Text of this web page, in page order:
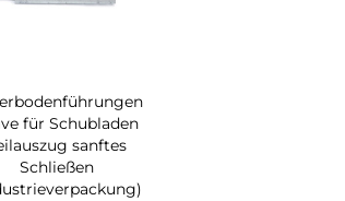
für Schubladen
sanftes
Schließen